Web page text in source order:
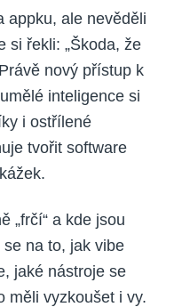
appku, ale nevěděli
si řekli: „Škoda, že
nový přístup k
inteligence si
i ostřílené
tvořit software
„frčí“ a kde jsou
na to, jak vibe
jaké nástroje se
měli vyzkoušet i vy.